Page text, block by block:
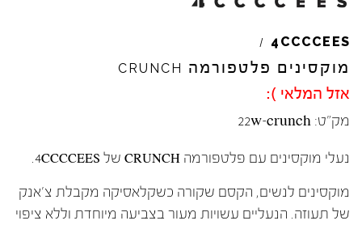
4CCCCEES
/
מוקסינים פלטפורמה CRUNCH
אזל המלאי ):
מק"ט: 22w-crunch
נעלי מוקסינים עם פלטפורמה CRUNCH של 4CCCCEES.
מוקסינים לנשים, הקסם שקורה כשקלאסיקה מקבלת צ'אנק
של תעוזה. הנעליים עשויות מעור בצביעה מיוחדת וללא ציפוי